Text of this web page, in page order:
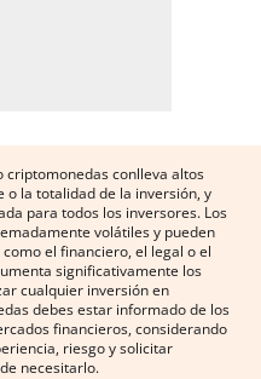
conlleva altos
o la totalidad de la inversión, y
para todos los inversores. Los
volátiles y pueden
el financiero, el legal o el
significativamente los
cualquier inversión en
debes estar informado de los
financieros, considerando
riesgo y solicitar
necesitarlo.